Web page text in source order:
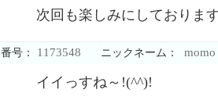
次回も楽しみにしておりま
番号： 1173548 ニックネーム： momo
イイっすね～!(^^)!